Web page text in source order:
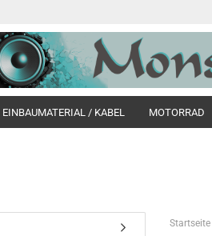
EINBAUMATERIAL / KABEL MOTORRAD
Startseite